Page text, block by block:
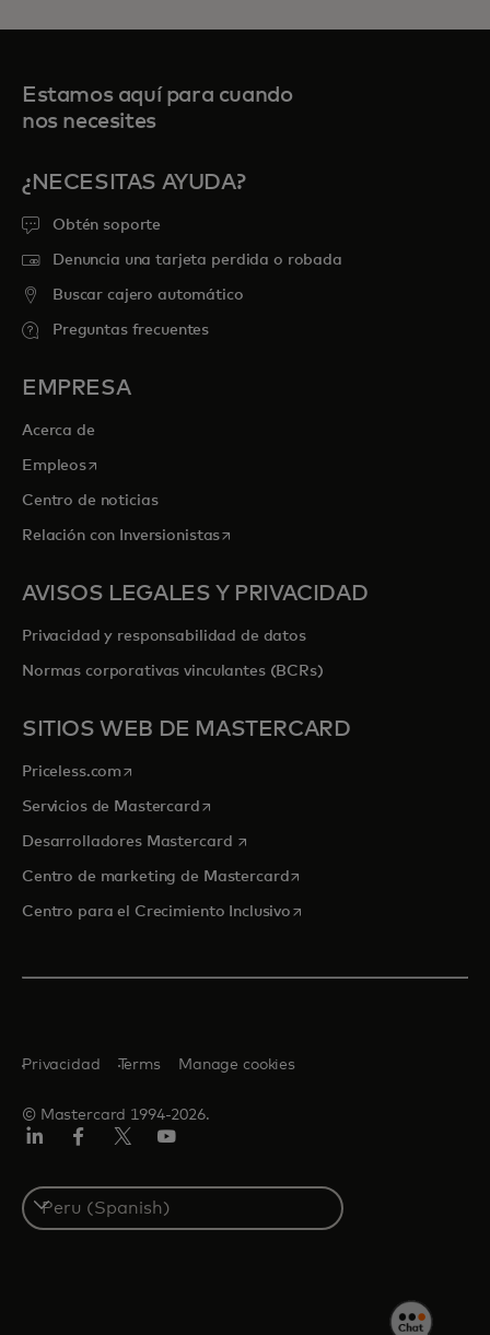
oportunidades selectas de deportes,
viajes, gastronomía y entretenimiento
para atesorar por siempre.
Estamos aquí para cuando
nos necesites
¿NECESITAS AYUDA?
Obtén soporte
Denuncia una tarjeta perdida o robada
Buscar cajero automático
Preguntas frecuentes
EMPRESA
Acerca de
Empleosse abre en una pestaña nueva
Centro de noticias
Relación con Inversionistasse abre en una pestaña nueva
AVISOS LEGALES Y PRIVACIDAD
Privacidad y responsabilidad de datos
Normas corporativas vinculantes (BCRs)
SITIOS WEB DE MASTERCARD
Priceless.com se abre en una pestaña nueva
Servicios de Mastercardse abre en una pestaña nueva
Desarrolladores Mastercard se abre en una pestaña nueva
Centro de marketing de Mastercardse abre en una pestaña
Centro para el Crecimiento Inclusivose abre en una pestaña
© Mastercard 1994-2026.
Privacidad Terms Manage cookies
Select
a
country